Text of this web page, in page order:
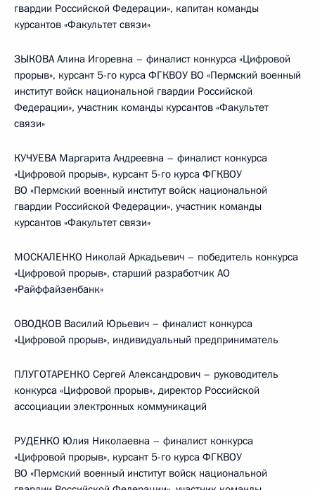
гвардии Российской Федерации», капитан команды
курсантов «Факультет связи»
ЗЫКОВА Алина Игоревна – финалист конкурса «Цифровой
прорыв», курсант 5-го курса ФГКВОУ ВО «Пермский военный
институт войск национальной гвардии Российской
Федерации», участник команды курсантов «Факультет
связи»
КУЧУЕВА Маргарита Андреевна – финалист конкурса
«Цифровой прорыв», курсант 5-го курса ФГКВОУ
ВО «Пермский военный институт войск национальной
гвардии Российской Федерации», участник команды
курсантов «Факультет связи»
МОСКАЛЕНКО Николай Аркадьевич – победитель конкурса
«Цифровой прорыв», старший разработчик АО
«Райффайзенбанк»
ОВОДКОВ Василий Юрьевич – финалист конкурса
«Цифровой прорыв», индивидуальный предприниматель
ПЛУГОТАРЕНКО Сергей Александрович – руководитель
конкурса «Цифровой прорыв», директор Российской
ассоциации электронных коммуникаций
РУДЕНКО Юлия Николаевна – финалист конкурса
«Цифровой прорыв», курсант 5-го курса ФГКВОУ
ВО «Пермский военный институт войск национальной